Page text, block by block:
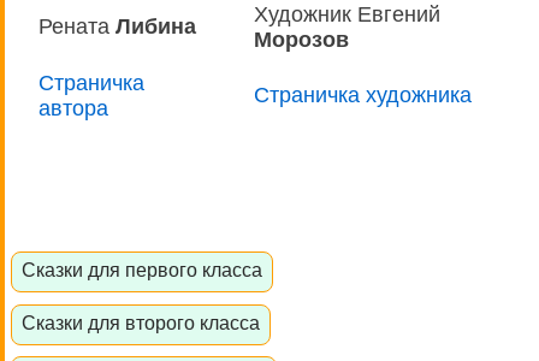
Рената Либина
Художник Евгений
Морозов
Страничка
автора
Страничка художника
Сказки для первого класса
Сказки для второго класса